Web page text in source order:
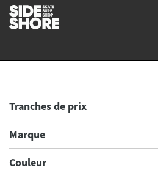
Tranches de prix
Marque
Couleur